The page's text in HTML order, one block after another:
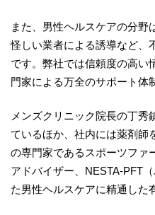
また、男性ヘルスケアの分野
怪しい業者による誘導など、
です。弊社では信頼度の高い
門家による万全のサポート体
メンズクリニック院長の丁秀
ているほか、社内には薬剤師
の専門家であるスポーツファ
アドバイザー、NESTA-PFT
た男性ヘルスケアに精通した